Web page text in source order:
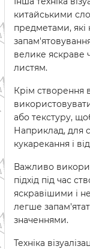
китайськими
предметами, які
велике яскраве
листям.
Крім створення
використовувати
або текстуру,
Наприклад, для
кукарекання і
Важливо
підхід під час
яскравішими і
легше
значеннями.
Техніка